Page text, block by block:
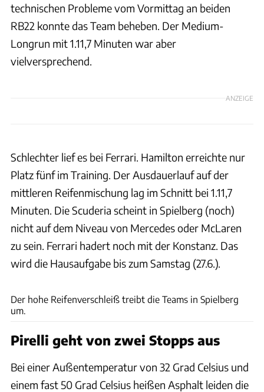
technischen Probleme vom Vormittag an beiden
RB22 konnte das Team beheben. Der Medium-
Longrun mit 1.11,7 Minuten war aber
vielversprechend.
ANZEIGE
Schlechter lief es bei Ferrari. Hamilton erreichte nur
Platz fünf im Training. Der Ausdauerlauf auf der
mittleren Reifenmischung lag im Schnitt bei 1.11,7
Minuten. Die Scuderia scheint in Spielberg (noch)
nicht auf dem Niveau von Mercedes oder McLaren
zu sein. Ferrari hadert noch mit der Konstanz. Das
wird die Hausaufgabe bis zum Samstag (27.6.).
Der hohe Reifenverschleiß treibt die Teams in Spielberg
um.
Pirelli geht von zwei Stopps aus
Bei einer Außentemperatur von 32 Grad Celsius und
einem fast 50 Grad Celsius heißen Asphalt leiden die